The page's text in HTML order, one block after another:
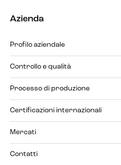
Azienda
Profilo aziendale
Controllo e qualità
Processo di produzione
Certificazioni internazionali
Mercati
Contatti